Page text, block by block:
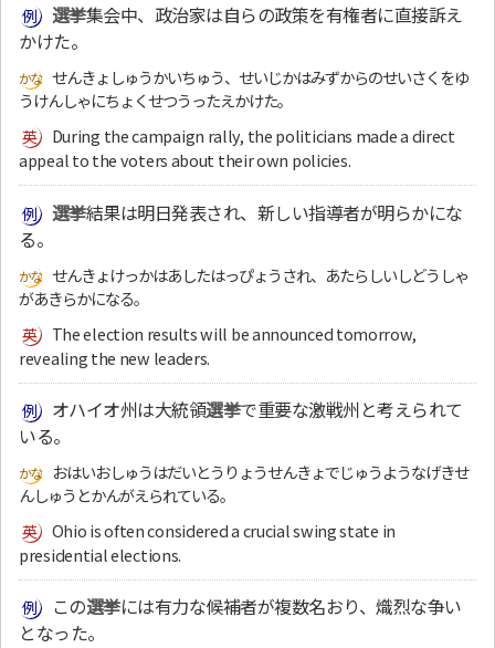
選挙集会中、政治家は自らの政策を有権者に直接訴え
かけた。
せんきょしゅうかいちゅう、せいじかはみずからのせいさくをゆ
うけんしゃにちょくせつうったえかけた。
During the campaign rally, the politicians made a direct
appeal to the voters about their own policies.
選挙結果は明日発表され、新しい指導者が明らかにな
る。
せんきょけっかはあしたはっぴょうされ、あたらしいしどうしゃ
があきらかになる。
The election results will be announced tomorrow,
revealing the new leaders.
オハイオ州は大統領選挙で重要な激戦州と考えられて
いる。
おはいおしゅうはだいとうりょうせんきょでじゅうようなげきせ
んしゅうとかんがえられている。
Ohio is often considered a crucial swing state in
presidential elections.
この選挙には有力な候補者が複数名おり、熾烈な争い
となった。